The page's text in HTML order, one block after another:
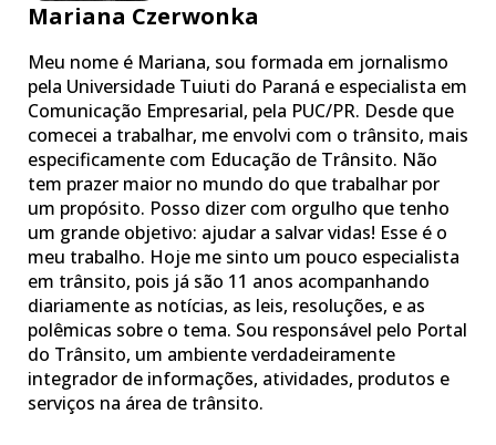
Mariana Czerwonka
Meu nome é Mariana, sou formada em jornalismo
pela Universidade Tuiuti do Paraná e especialista em
Comunicação Empresarial, pela PUC/PR. Desde que
comecei a trabalhar, me envolvi com o trânsito, mais
especificamente com Educação de Trânsito. Não
tem prazer maior no mundo do que trabalhar por
um propósito. Posso dizer com orgulho que tenho
um grande objetivo: ajudar a salvar vidas! Esse é o
meu trabalho. Hoje me sinto um pouco especialista
em trânsito, pois já são 11 anos acompanhando
diariamente as notícias, as leis, resoluções, e as
polêmicas sobre o tema. Sou responsável pelo Portal
do Trânsito, um ambiente verdadeiramente
integrador de informações, atividades, produtos e
serviços na área de trânsito.